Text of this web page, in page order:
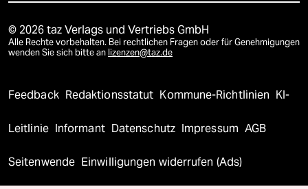
© 2026 taz Verlags und Vertriebs GmbH
Alle Rechte vorbehalten. Bei rechtlichen Fragen oder für Genehmigungen
wenden Sie sich bitte an lizenzen@taz.de
Feedback Redaktionsstatut Kommune-Richtlinien KI-
Leitlinie Informant Datenschutz Impressum AGB
Seitenwende Einwilligungen widerrufen (Ads)